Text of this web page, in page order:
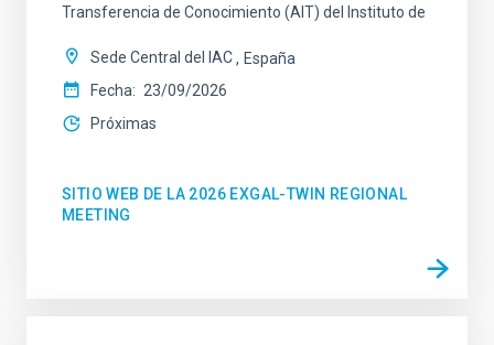
Transferencia de Conocimiento (AIT) del Instituto de
Sede Central del IAC
España
Fecha
23/09/2026
Próximas
SITIO WEB DE LA 2026 EXGAL-TWIN REGIONAL
MEETING